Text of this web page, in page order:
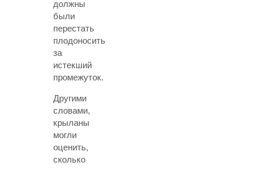
должны
были
перестать
плодоносить
за
истекший
промежуток.
Другими
словами,
крыланы
могли
оценить,
сколько